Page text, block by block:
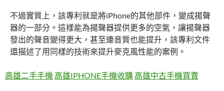
不過實質上，該專利就是將iPhone的其他部件，變成揚聲
器的一部分。這樣能為揚聲器提供更多的空氣，讓揚聲器
發出的聲音變得更大，甚至連音質也能提升，該專利文件
還描述了用同樣的技術來提升麥克風性能的案例。
高雄二手手機 高雄IPHONE手機收購 高雄中古手機買賣